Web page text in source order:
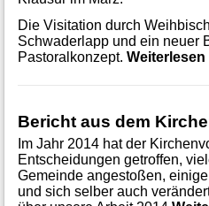
Die Visitation durch
Schwaderlapp und ein neuer
Pastoralkonzept.
Bericht aus dem
Im Jahr 2014 hat der
Entscheidungen getroffen,
Gemeinde angestoßen,
und sich selber auch